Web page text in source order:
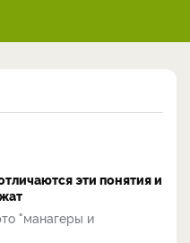
эти понятия и
"манагеры и